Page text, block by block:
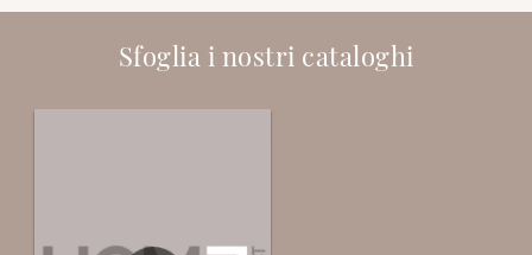
Sfoglia i nostri cataloghi